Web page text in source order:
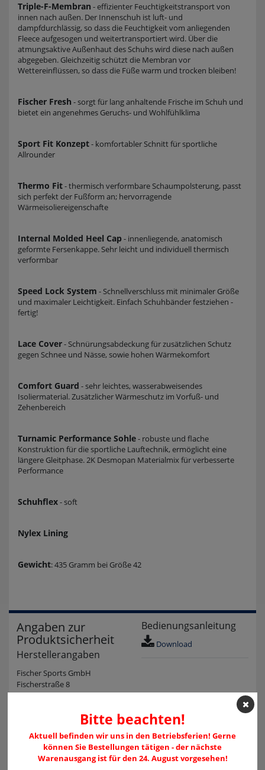
Triple-F-Membran - effizienter Feuchtigkeitstransport von
innen nach außen. Der Innenschuh ist luft- und
dampfdurchlässig, so dass die Feuchtigkeit vom anliegenden
Fleece aufgesogen und weitertransportiert wird. Über die
atmungsaktive Außenhaut des Schuhs wird diese nach außen
abgegeben. Gleichzeitig schützt die Membran vor
Wettereinflüssen, so dass die Füße warm und trocken bleiben!
Fischer Fresh - sorgt für lang anhaltende Frische im Schuh und
bietet ein angenehmes Geruchs- und Wohlfühlklima
Sport Fit Konzept- komfortabler Schnitt für sportliche
Allrounder
Thermo Fit- thermisch verformbare Schaumpolsterung, passt
sich perfekt der Fußform an; hervorragende
Wärmeisoliereigenschafte
Internal Molded Heel Cap - innenliegende, anatomisch
geformte Fersenkappe. Sehr leicht und individuell thermisch
verformbar
Speed Lock System - Schnellverschluss mit minimaler Größe
und maximaler Leichtigkeit. Einfach Schuhbänder festziehen -
fertig!
Lace Cover- Schnürungsabdeckung für zusätzlichen Schutz
gegen Schnee und Nässe, sowie hohen Wärmekomfort
Comfort Guard - sehr leichtes, wasserabweisendes
Isoliermaterial. Zusätzlicher Wärmeschutz im Vorfuß- und
Zehenbereich
Turnamic Performance Sohle- robuste und flache
Konstruktion für die sportliche Lauftechnik, ermöglicht eine
längere Gleitphase. 2K Desmopan Materialmix für verbesserte
Performance
Schuhflex- soft
Nylex Lining
Gewicht: 435 Gramm bei Größe 42
Angaben zur
Produktsicherheit
Herstellerangaben
Fischer Sports GmbH
Fischerstraße 8
4910 Ried im Innkreis
info@fischersports.com
Bedienungsanleitung
Download
Kundenrezensionen(0)
Bitte beachten!
Aktuell befinden wir uns in den Betriebsferien! Gerne
können Sie Bestellungen tätigen - der nächste
Warenausgang ist für den 24. August vorgesehen!